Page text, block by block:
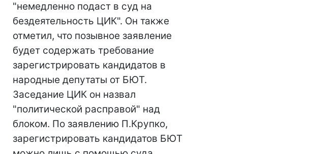
"немедленно подаст в суд на
бездеятельность ЦИК". Он также
отметил, что позывное заявление
будет содержать требование
зарегистрировать кандидатов в
народные депутаты от БЮТ.
Заседание ЦИК он назвал
"политической расправой" над
блоком. По заявлению П.Крупко,
зарегистрировать кандидатов БЮТ